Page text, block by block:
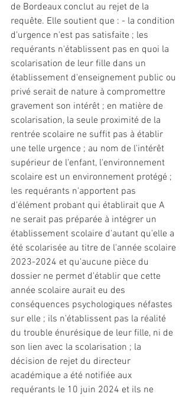
de Bordeaux conclut au rejet de la
requête. Elle soutient que : - la condition
d'urgence n'est pas satisfaite ; les
requérants n'établissent pas en quoi la
scolarisation de leur fille dans un
établissement d'enseignement public ou
privé serait de nature à compromettre
gravement son intérêt ; en matière de
scolarisation, la seule proximité de la
rentrée scolaire ne suffit pas à établir
une telle urgence ; au nom de l'intérêt
supérieur de l'enfant, l'environnement
scolaire est un environnement protégé ;
les requérants n'apportent pas
d'élément probant qui établirait que A
ne serait pas préparée à intégrer un
établissement scolaire d'autant qu'elle a
été scolarisée au titre de l'année scolaire
2023-2024 et qu'aucune pièce du
dossier ne permet d'établir que cette
année scolaire aurait eu des
conséquences psychologiques néfastes
sur elle ; ils n'établissent pas la réalité
du trouble énurésique de leur fille, ni de
son lien avec la scolarisation ; la
décision de rejet du directeur
académique a été notifiée aux
requérants le 10 juin 2024 et ils ne